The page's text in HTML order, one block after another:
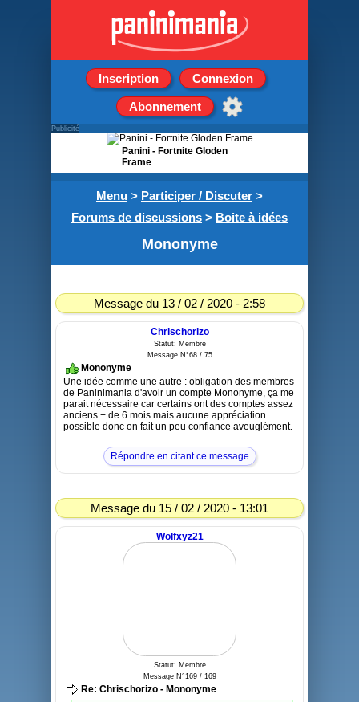
Inscription Connexion
Abonnement
Menu > Participer / Discuter >
Forums de discussions > Boite à idées
Mononyme
Message du 13 / 02 / 2020 - 2:58
Chrischorizo
Statut: Membre
Message N°68 / 75
Mononyme
Une idée comme une autre : obligation des membres
de Paninimania d'avoir un compte Mononyme, ça me
parait nécessaire car certains ont des comptes assez
anciens + de 6 mois mais aucune appréciation
possible donc on fait un peu confiance aveuglément.
Répondre en citant ce message
Message du 15 / 02 / 2020 - 13:01
Wolfxyz21
Statut: Membre
Message N°169 / 169
Re: Chrischorizo - Mononyme
Publicité
Panini - Fortnite Gloden
Frame
5 stickers